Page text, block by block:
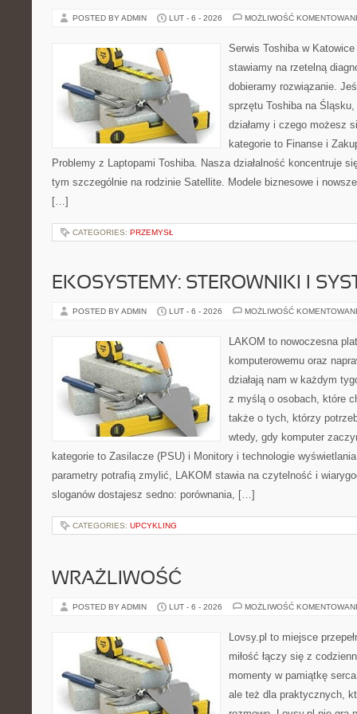
POSTED BY ADMIN LUT - 6 - 2026 MOŻLIWOŚĆ
Serwis Toshiba w
stawiamy na rzetelną
dobieramy rozwiązanie.
sprzętu Toshiba na
działamy i czego możesz
kategorie to Finanse i
Problemy z Laptopami Toshiba. Nasza działalność koncentruje
tym szczególnie na rodzinie Satellite. Modele biznesowe i
[…]
CATEGORIES: PRZEMYSŁ
EKOSYSTEMY: STEROWNIKI I
POSTED BY ADMIN LUT - 6 - 2026 MOŻLIWOŚĆ
LAKOM to nowoczesna
komputerowemu oraz
działają nam w każdym
z myślą o osobach, które
także o tych, którzy
wtedy, gdy komputer
kategorie to Zasilacze (PSU) i Monitory i technologie
parametry potrafią zmylić, LAKOM stawia na czytelność i
sloganów dostajesz sedno: porównania, […]
CATEGORIES: UPCYKLING
WRAŻLIWOŚĆ
POSTED BY ADMIN LUT - 6 - 2026 MOŻLIWOŚĆ
Lovsy.pl to miejsce
miłość łączy się z
momenty w pamiątkę
ale też dla praktycznych,